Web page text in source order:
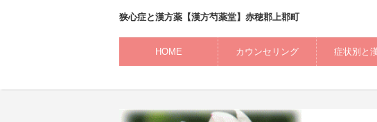
狭心症と漢方薬【漢方芍薬堂】赤穂郡上郡町
HOME カウンセリング 症状別と